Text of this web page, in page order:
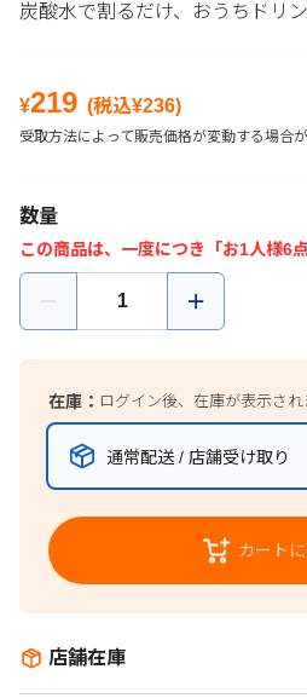
炭酸水で割るだけ、おうちドリ
¥219 (税込¥236)
受取方法によって販売価格が変動する場合が
数量
この商品は、一度につき「お1人様6点
在庫： ログイン後、在庫が表示され
通常配送 / 店舗受け取り
カート
店舗在庫